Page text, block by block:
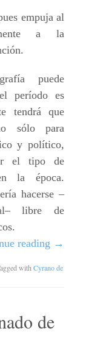
empuja al
a la
puede
período es
tendrá que
sólo para
y político,
el tipo de
la época.
hacerse –
libre de
reading →
with Cyrano de
de